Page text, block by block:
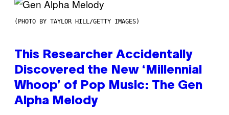
(PHOTO BY TAYLOR HILL/GETTY IMAGES)
This Researcher Accidentally
Discovered the New ‘Millennial
Whoop’ of Pop Music: The Gen
Alpha Melody